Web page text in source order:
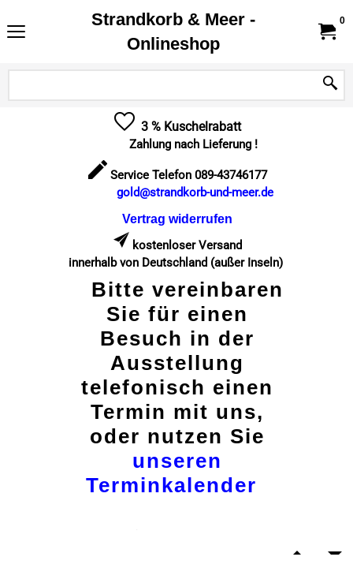
Strandkorb & Meer -
Onlineshop
0
3 % Kuschelrabatt
Zahlung nach Lieferung !
Service Telefon 089-43746177
gold@strandkorb-und-meer.de
Vertrag widerrufen
kostenloser Versand
innerhalb von Deutschland (außer Inseln)
Bitte vereinbaren
Sie für einen
Besuch in der
Ausstellung
telefonisch einen
Termin mit uns,
oder nutzen Sie
unseren
Terminkalender